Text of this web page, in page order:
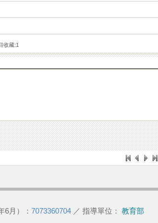
收藏:1
6月）： 7073360704 ／ 指導單位： 教育部